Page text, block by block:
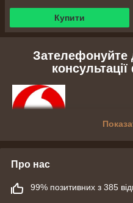
Купити
Зателефонуйте
Про нас
99% позитивних з 385